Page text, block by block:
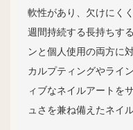
軟性があり、欠けにく
週間持続する長持ちす
ンと個人使用の両方に
カルプティングやライ
ィブなネイルアートを
ュさを兼ね備えたネイ